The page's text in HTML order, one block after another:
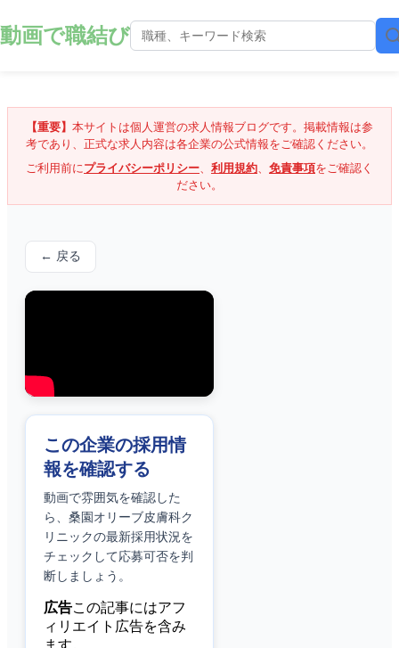
動画で職結び
【重要】 本サイトは個人運営の求人情報ブログです。掲載情報は参
考であり、正式な求人内容は各企業の公式情報をご確認ください。
ご利用前にプライバシーポリシー、 利用規約、 免責事項をご確認く
ださい。
← 戻る
この企業の採用情
報を確認する
動画で雰囲気を確認した
ら、 桑園オリーブ皮膚科ク
リニックの最新採用状況を
チェックして応募可否を判
断しましょう。
広告この記事にはアフ
ィリエイト広告を含み